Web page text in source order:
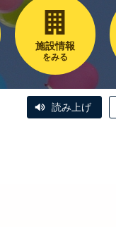
施設情報
をみる
読み上げ